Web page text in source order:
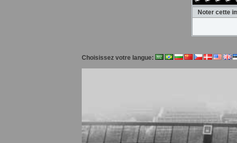
Noter cette
Choisissez votre langue: